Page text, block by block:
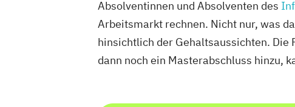
Absolventinnen und Absolventen des
Arbeitsmarkt rechnen. Nicht nur, was
hinsichtlich der Gehaltsaussichten.
dann noch ein Masterabschluss hinzu,